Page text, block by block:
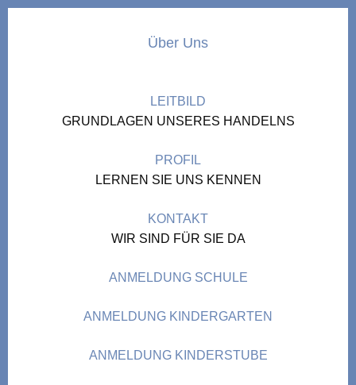
Über Uns
LEITBILD
GRUNDLAGEN UNSERES HANDELNS
PROFIL
LERNEN SIE UNS KENNEN
KONTAKT
WIR SIND FÜR SIE DA
ANMELDUNG SCHULE
ANMELDUNG KINDERGARTEN
ANMELDUNG KINDERSTUBE